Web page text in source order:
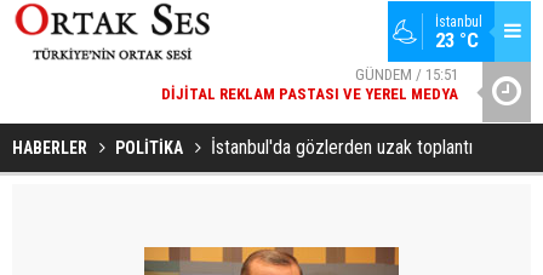
İstanbul
23 °C
GÜNDEM / 15:51
DIJITAL REKLAM PASTASI VE YEREL MEDYA
GENÇLERBIRLIĞI SPOR KULÜBÜNDEN AÇIKLAMA GELDI
HABERLER POLİTİKA İstanbul'da gözlerden uzak toplantı